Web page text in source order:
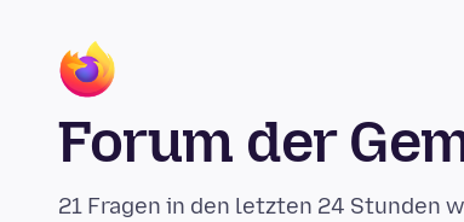
Forum der
21 Fragen in den letzten 24 Stunden